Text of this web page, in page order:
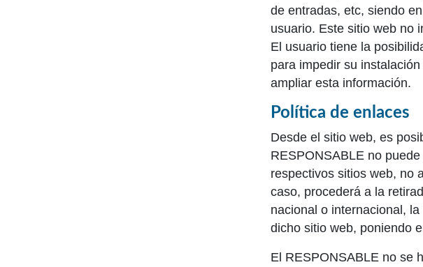
de entradas, etc, siendo
usuario. Este sitio web no
El usuario tiene la
para impedir su
ampliar esta información.
Política de enlaces
Desde el sitio web, es
RESPONSABLE no
respectivos sitios web, no
caso, procederá a la
nacional o internacional,
dicho sitio web, poniendo
El RESPONSABLE no se